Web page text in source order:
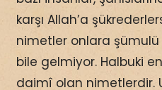
karşı Allah’a
nimetler onlara
bile gelmiyor. Halbuki
daimî olan nimetlerdir.